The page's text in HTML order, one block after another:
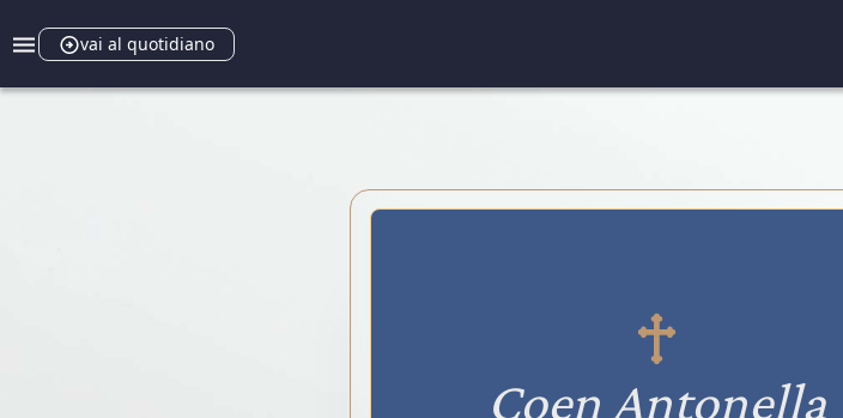
vai al quotidiano
Coen Antonella